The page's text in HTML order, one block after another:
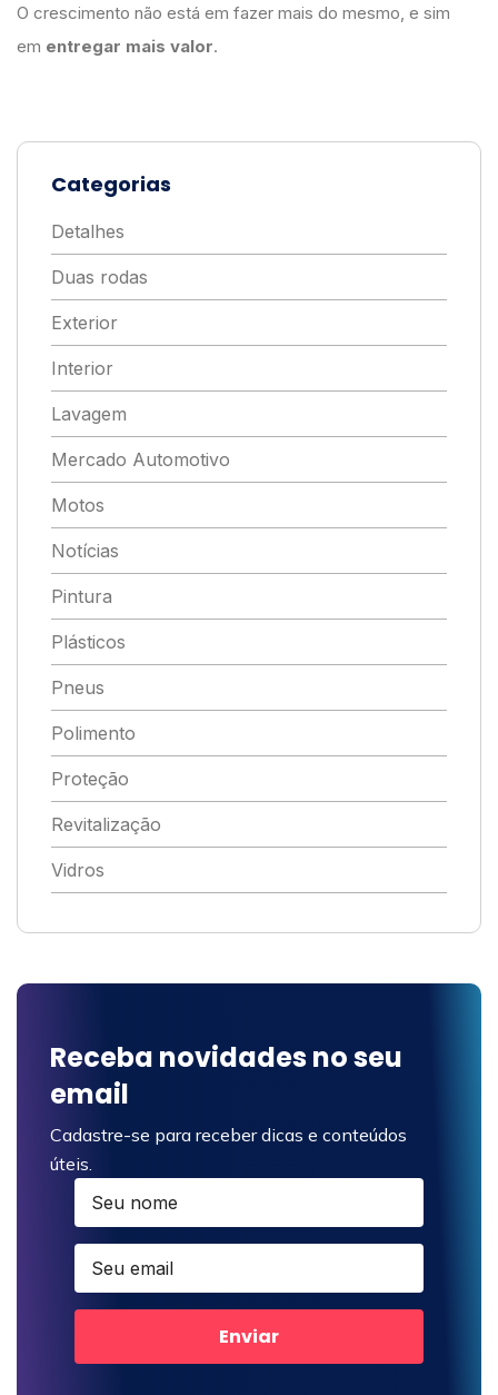
O crescimento não está em fazer mais do mesmo, e sim
em entregar mais valor.
Categorias
Detalhes
Duas rodas
Exterior
Interior
Lavagem
Mercado Automotivo
Motos
Notícias
Pintura
Plásticos
Pneus
Polimento
Proteção
Revitalização
Vidros
Receba novidades no seu
email
Cadastre-se para receber dicas e conteúdos
úteis.
Enviar